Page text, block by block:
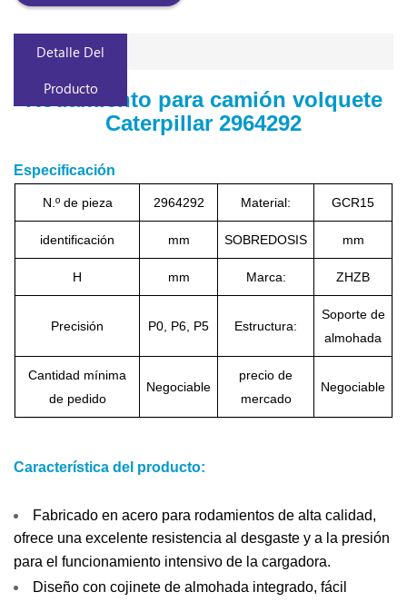
Detalle Del
Producto
Rodamiento para camión volquete
Caterpillar 2964292
Especificación
N.º de pieza 2964292 Material: GCR15
identificación mm SOBREDOSIS mm
H mm Marca: ZHZB
Precisión P0, P6, P5 Estructura:
Soporte de
almohada
Cantidad mínima
de pedido
Negociable
precio de
mercado
Negociable
Característica del producto:
Fabricado en acero para rodamientos de alta calidad,
ofrece una excelente resistencia al desgaste y a la presión
para el funcionamiento intensivo de la cargadora.
Diseño con cojinete de almohada integrado, fácil